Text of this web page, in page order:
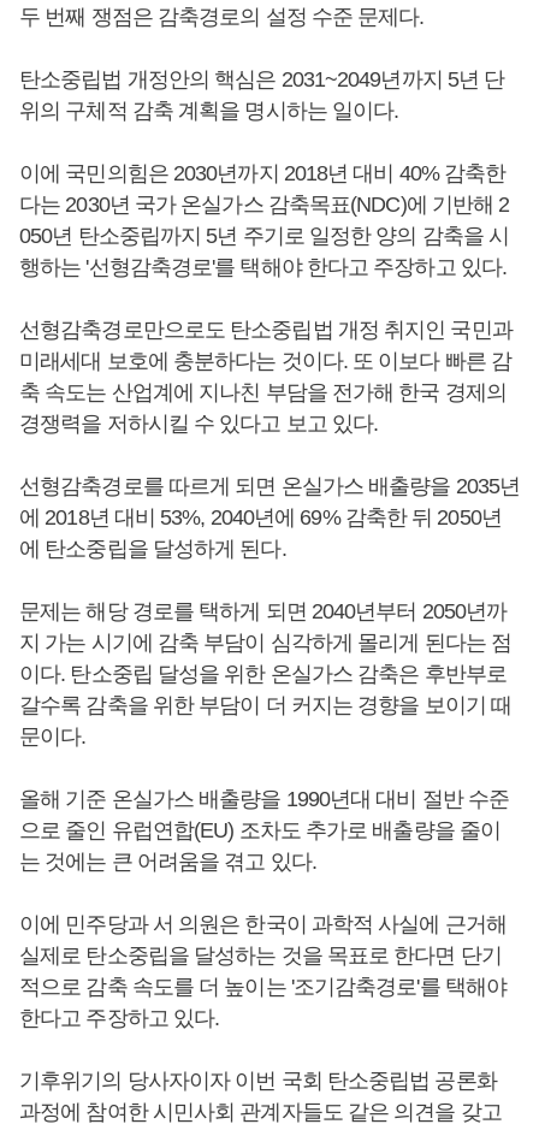
두 번째 쟁점은 감축경로의 설정 수준 문제다.
탄소중립법 개정안의 핵심은 2031~2049년까지 5년 단
위의 구체적 감축 계획을 명시하는 일이다.
이에 국민의힘은 2030년까지 2018년 대비 40% 감축한
다는 2030년 국가 온실가스 감축목표(NDC)에 기반해 2
050년 탄소중립까지 5년 주기로 일정한 양의 감축을 시
행하는 '선형감축경로'를 택해야 한다고 주장하고 있다.
선형감축경로만으로도 탄소중립법 개정 취지인 국민과
미래세대 보호에 충분하다는 것이다. 또 이보다 빠른 감
축 속도는 산업계에 지나친 부담을 전가해 한국 경제의
경쟁력을 저하시킬 수 있다고 보고 있다.
선형감축경로를 따르게 되면 온실가스 배출량을 2035년
에 2018년 대비 53%, 2040년에 69% 감축한 뒤 2050년
에 탄소중립을 달성하게 된다.
문제는 해당 경로를 택하게 되면 2040년부터 2050년까
지 가는 시기에 감축 부담이 심각하게 몰리게 된다는 점
이다. 탄소중립 달성을 위한 온실가스 감축은 후반부로
갈수록 감축을 위한 부담이 더 커지는 경향을 보이기 때
문이다.
올해 기준 온실가스 배출량을 1990년대 대비 절반 수준
으로 줄인 유럽연합(EU) 조차도 추가로 배출량을 줄이
는 것에는 큰 어려움을 겪고 있다.
이에 민주당과 서 의원은 한국이 과학적 사실에 근거해
실제로 탄소중립을 달성하는 것을 목표로 한다면 단기
적으로 감축 속도를 더 높이는 '조기감축경로'를 택해야
한다고 주장하고 있다.
기후위기의 당사자이자 이번 국회 탄소중립법 공론화
과정에 참여한 시민사회 관계자들도 같은 의견을 갖고